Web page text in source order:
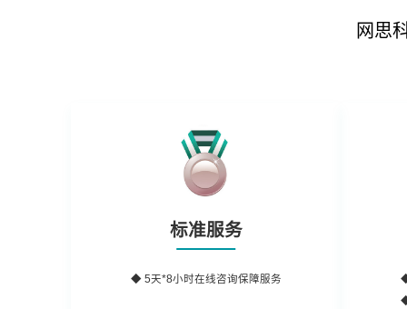
网思
标准服务
◆ 5天*8小时在线咨询保障服务